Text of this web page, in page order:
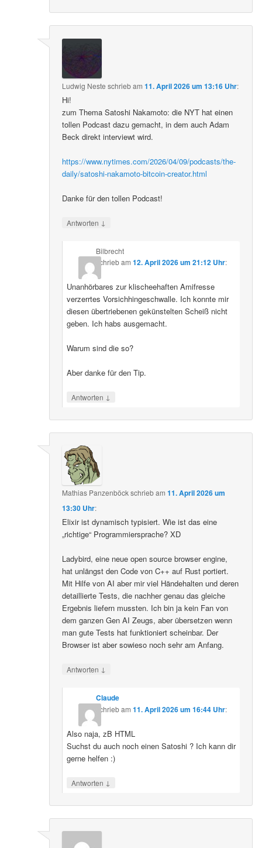
Ludwig Neste schriebam11. April 2026 um 13:16 Uhr:
Hi!
zum Thema Satoshi Nakamoto: die NYT hat einen
tollen Podcast dazu gemacht, in dem auch Adam
Beck direkt interviewt wird.
https://www.nytimes.com/2026/04/09/podcasts/the-
daily/satoshi-nakamoto-bitcoin-creator.html
Danke für den tollen Podcast!
Antworten ↓
Bilbrecht
schriebam 12. April 2026 um 21:12 Uhr:
Unanhörbares zur klischeehaften Amifresse
verzerrtes Vorsichhingeschwalle. Ich konnte mir
diesen übertriebenen gekünstelten Scheiß nicht
geben. Ich habs ausgemacht.
Warum sind die so?
Aber danke für den Tip.
Antworten ↓
Mathias Panzenböckschriebam11. April 2026 um
13:30 Uhr:
Elixir ist dynamisch typisiert. Wie ist das eine
„richtige“ Programmiersprache? XD
Ladybird, eine neue open source browser engine,
hat unlängst den Code von C++ auf Rust portiert.
Mit Hilfe von AI aber mir viel Händehalten und deren
detaillierte Tests, die nachher genau das gleiche
Ergebnis liefern mussten. Ich bin ja kein Fan von
dem ganzen Gen AI Zeugs, aber übersetzen wenn
man gute Tests hat funktioniert scheinbar. Der
Browser ist aber sowieso noch sehr am Anfang.
Antworten ↓
Claude
schriebam 11. April 2026 um 16:44 Uhr:
Also naja, zB HTML
Suchst du auch noch einen Satoshi ? Ich kann dir
gerne helfen :)
Antworten ↓